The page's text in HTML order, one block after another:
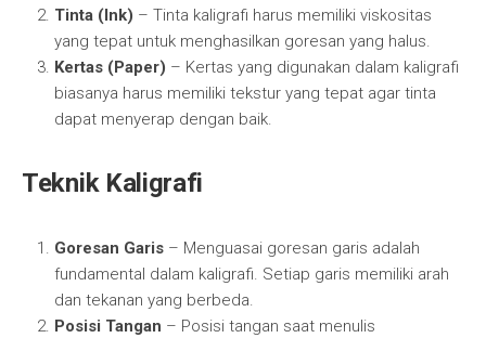
Tinta (Ink) – Tinta kaligrafi harus memiliki viskositas
yang tepat untuk menghasilkan goresan yang halus.
Kertas (Paper) – Kertas yang digunakan dalam kaligrafi
biasanya harus memiliki tekstur yang tepat agar tinta
dapat menyerap dengan baik.
Teknik Kaligrafi
Goresan Garis – Menguasai goresan garis adalah
fundamental dalam kaligrafi. Setiap garis memiliki arah
dan tekanan yang berbeda.
Posisi Tangan – Posisi tangan saat menulis